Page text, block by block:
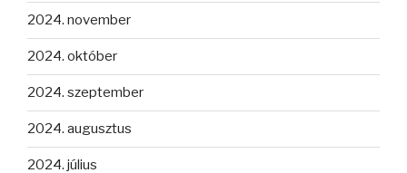
2024. november
2024. október
2024. szeptember
2024. augusztus
2024. július